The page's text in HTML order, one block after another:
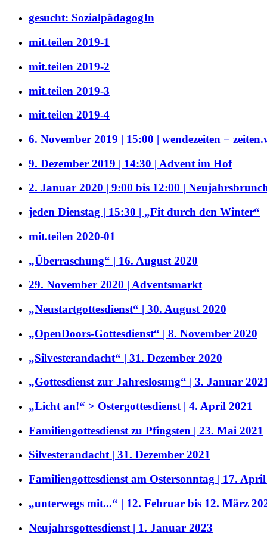
gesucht: SozialpädagogIn
mit.teilen 2019-1
mit.teilen 2019-2
mit.teilen 2019-3
mit.teilen 2019-4
6. November 2019 | 15:00 | wendezeiten −
9. Dezember 2019 | 14:30 | Advent im Hof
2. Januar 2020 | 9:00 bis 12:00 |
jeden Dienstag | 15:30 | „Fit durch den Winter“
mit.teilen 2020-01
„Überraschung“ | 16. August 2020
29. November 2020 | Adventsmarkt
„Neustartgottesdienst“ | 30. August 2020
„OpenDoors-Gottesdienst“ | 8. November 2020
„Silvesterandacht“ | 31. Dezember 2020
„Gottesdienst zur Jahreslosung“ | 3. Januar
„Licht an!“ > Ostergottesdienst | 4. April 2021
Familiengottesdienst zu Pfingsten | 23. Mai 2021
Silvesterandacht | 31. Dezember 2021
Familiengottesdienst am Ostersonntag | 17.
„unterwegs mit...“ | 12. Februar bis 12. März
Neujahrsgottesdienst | 1. Januar 2023